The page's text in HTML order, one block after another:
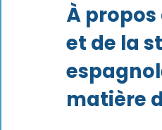
À
et de la
matière